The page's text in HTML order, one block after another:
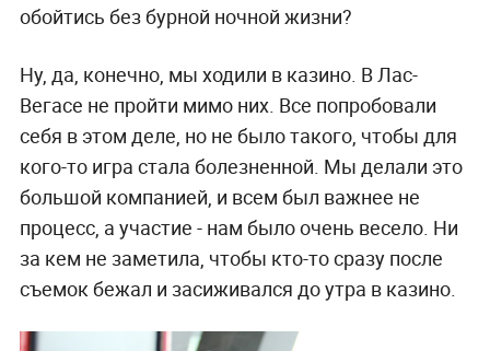
обойтись без бурной ночной жизни?
Ну, да, конечно, мы ходили в казино. В Лас-
Вегасе не пройти мимо них. Все попробовали
себя в этом деле, но не было такого, чтобы для
кого-то игра стала болезненной. Мы делали это
большой компанией, и всем был важнее не
процесс, а участие - нам было очень весело. Ни
за кем не заметила, чтобы кто-то сразу после
съемок бежал и засиживался до утра в казино.